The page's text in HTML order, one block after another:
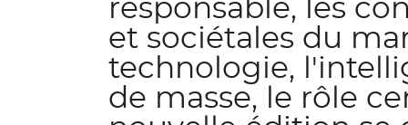
responsable, les
et sociétales du
technologie,
de masse, le rôle